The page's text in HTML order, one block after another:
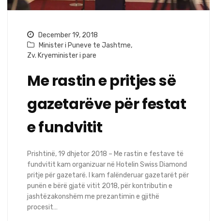
December 19, 2018
Minister i Puneve te Jashtme,
Zv. Kryeminister i pare
Me rastin e pritjes së
gazetarëve për festat
e fundvitit
Prishtinë, 19 dhjetor 2018 – Me rastin e festave të
fundvitit kam organizuar në Hotelin Swiss Diamond
pritje për gazetarë. I kam falënderuar gazetarët për
punën e bërë gjatë vitit 2018, për kontributin e
jashtëzakonshëm me prezantimin e gjithë
procesit…